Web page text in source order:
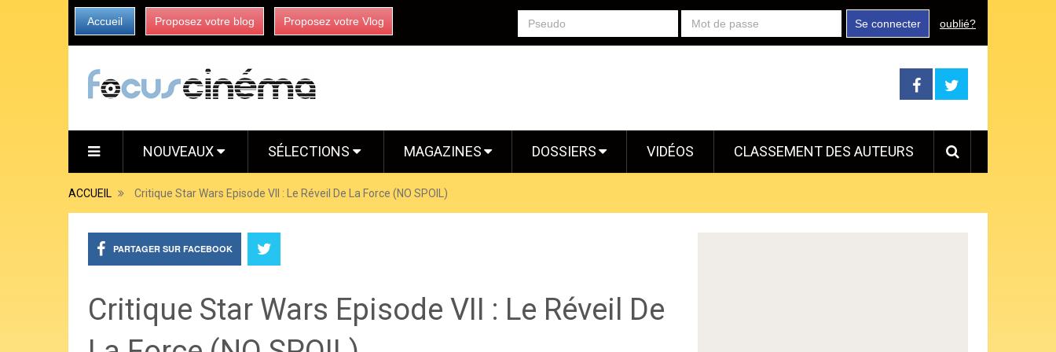
Accueil Proposez votre blog Proposez votre Vlog Se connecter oublié?
NOUVEAUX SÉLECTIONS MAGAZINES DOSSIERS VIDÉOS CLASSEMENT DES AUTEURS
ACCUEIL Critique Star Wars Episode VII : Le Réveil De La Force (NO SPOIL)
PARTAGER SUR FACEBOOK
Critique Star Wars Episode VII : Le Réveil De